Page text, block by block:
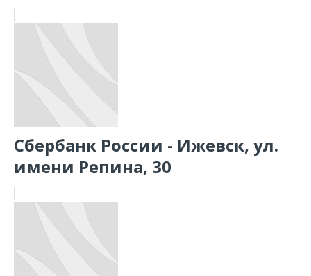
Сбербанк России - Ижевск, ул.
имени Репина, 30